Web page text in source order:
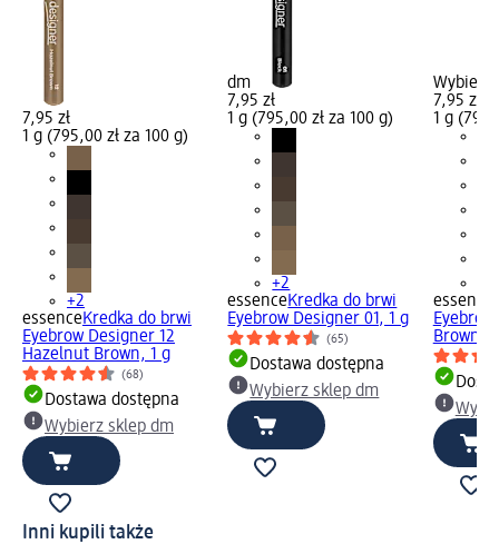
7,95 zł
1 g (795,00 zł za 100 g)
+2
essenceKredka do brwi
Eyebrow Designer 12
Hazelnut Brown, 1 g
(68)
Dostawa dostępna
Wybierz sklep dm
dm
7,95 zł
1 g (795,00 zł za 100 g)
+2
essenceKredka do brwi
Eyebrow Designer 01, 1 g
(65)
Dostawa dostępna
Wybierz sklep dm
Wybierz
7,95 zł
1 g
essence
Brown,
Inni kupili także